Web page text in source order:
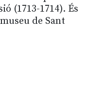
(1713-1714). És
de Sant